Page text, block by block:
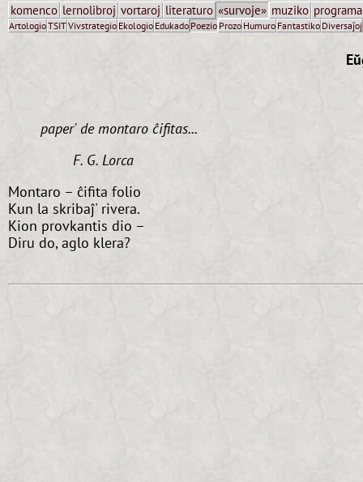
komenco lernolibroj vortaroj literaturo «survoje» muziko
ArtologioTSITVivstrategio Ekologio Edukado Poezio Prozo Humuro Fantastiko Diversaĵoj
paper' de montaro ĉifitas...
F. G. Lorca
Montaro – ĉifita folio
Kun la skribaĵ' rivera.
Kion provkantis dio –
Diru do, aglo klera?